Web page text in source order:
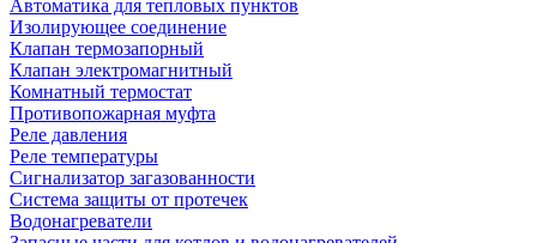
Автоматика для тепловых пунктов
Изолирующее соединение
Клапан термозапорный
Клапан электромагнитный
Комнатный термостат
Противопожарная муфта
Реле давления
Реле температуры
Сигнализатор загазованности
Система защиты от протечек
Водонагреватели